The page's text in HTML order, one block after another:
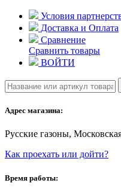
Skip
content
Условия
Доставка и Оплата
Сравнение
Сравнить товары
ВОЙТИ
Адрес магазина:
Русские газоны,
Как проехать или дойти?
Время работы: